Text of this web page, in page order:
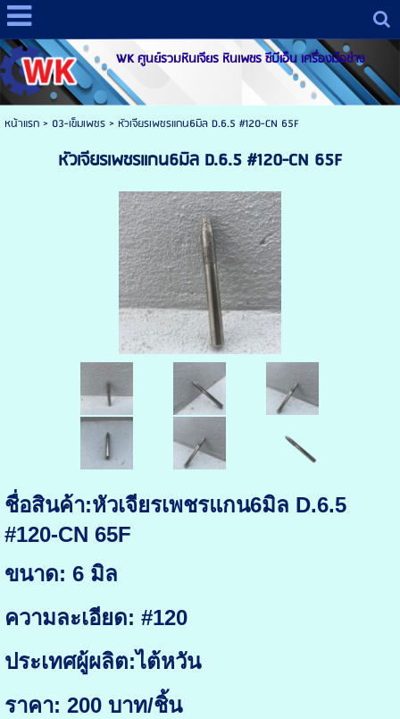
WK ศูนย์รวมหินเจียร หินเพชร ซีบีเอ็น เครื่องมือช่าง
หน้าแรก> 03-เข็มเพชร> หัวเจียรเพชรแกน6มิล D.6.5 #120-CN 65F
หัวเจียรเพชรแกน6มิล D.6.5 #120-CN 65F
ชื่อสินค้า:หัวเจียรเพชรแกน6มิล D.6.5
#120-CN 65F
ขนาด: 6 มิล
ความละเอียด: #120
ประเทศผู้ผลิต:ไต้หวัน
ราคา: 200 บาท/ชิ้น